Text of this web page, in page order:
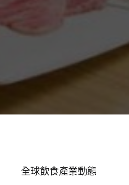
全球飲食產業動態